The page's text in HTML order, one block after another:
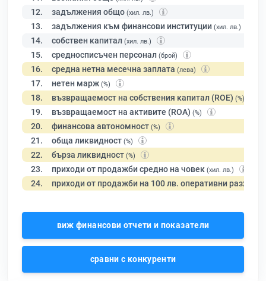
12. задължения общо (хил. лв.)
13. задължения към финансови институции (хил. лв.)
14. собствен капитал (хил. лв.)
15. средносписъчен персонал (брой)
16. средна нетна месечна заплата (лева)
17. нетен марж (%)
18. възвращаемост на собствения капитал (ROE) (%)
19. възвращаемост на активите (ROA) (%)
20. финансова автономност (%)
21. обща ликвидност (%)
22. бърза ликвидност (%)
23. приходи от продажби средно на човек (хил. лв.)
24. приходи от продажби на 100 лв. оперативни разходи
виж финансови отчети и показатели
сравни с конкуренти